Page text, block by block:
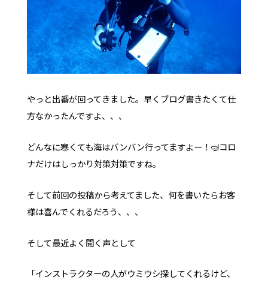
やっと出番が回ってきました。早くブログ書きたくて仕
方なかったんですよ、、、
どんなに寒くても海はバンバン行ってますよー！🤿コロ
ナだけはしっかり対策対策ですね。
そして前回の投稿から考えてました、何を書いたらお客
様は喜んでくれるだろう、、、
そして最近よく聞く声として
「インストラクターの人がウミウシ探してくれるけど、